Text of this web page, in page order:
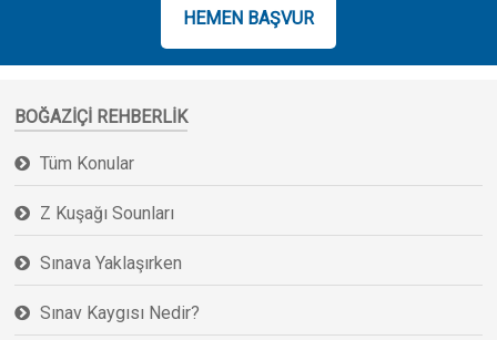
HEMEN BAŞVUR
BOĞAZIÇI REHBERLIK
Tüm Konular
Z Kuşağı Sounları
Sınava Yaklaşırken
Sınav Kaygısı Nedir?